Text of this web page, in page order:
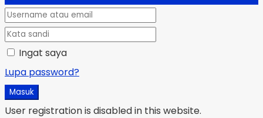
Ingat saya
Lupa password?
Masuk
User registration is disabled in this website.